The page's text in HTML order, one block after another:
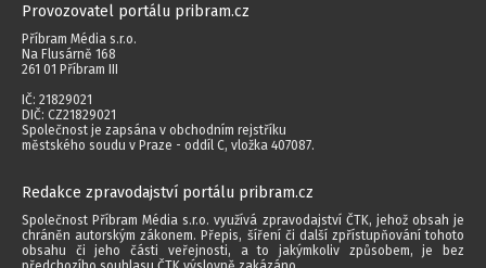
Provozovatel portálu pribram.cz
Příbram Média s.r.o.
Na Flusárně 168
261 01 Příbram III
IČ: 21829021
DIČ: CZ21829021
Společnost je zapsána v obchodním rejstříku
městského soudu v Praze - oddíl C, vložka 407087.
Redakce zpravodajství portálu pribram.cz
Společnost Příbram Média s.r.o. využívá zpravodajství ČTK, jehož obsah je
chráněn autorským zákonem. Přepis, šíření či další zpřístupňování tohoto
obsahu či jeho části veřejnosti, a to jakýmkoliv způsobem, je bez